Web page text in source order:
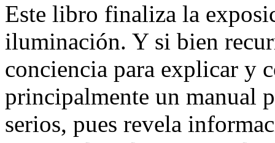
Este libro finaliza la
iluminación. Y si bien
conciencia para explicar y
principalmente un manual
serios, pues revela